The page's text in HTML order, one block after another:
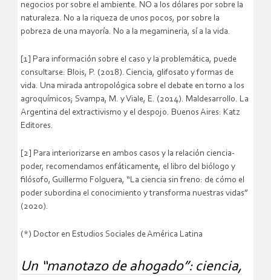
negocios por sobre el ambiente. NO a los dólares por sobre la
naturaleza. No a la riqueza de unos pocos, por sobre la
pobreza de una mayoría. No a la megamineria, sí a la vida.
[1] Para información sobre el caso y la problemática, puede
consultarse: Blois, P. (2018). Ciencia, glifosato y formas de
vida. Una mirada antropológica sobre el debate en torno a los
agroquímicos; Svampa, M. y Viale, E. (2014). Maldesarrollo. La
Argentina del extractivismo y el despojo. Buenos Aires: Katz
Editores.
[2] Para interiorizarse en ambos casos y la relación ciencia-
poder, recomendamos enfáticamente, el libro del biólogo y
filósofo, Guillermo Folguera, “La ciencia sin freno: de cómo el
poder subordina el conocimiento y transforma nuestras vidas”
(2020).
(*) Doctor en Estudios Sociales de América Latina
Un “manotazo de ahogado”: ciencia,